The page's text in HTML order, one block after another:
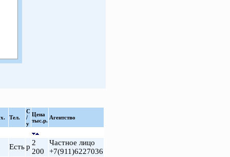
Тел.
С
/
у
Цена
тыс.р. Агентство
Естьр 2
200
Частное лицо
+7(911)6227036